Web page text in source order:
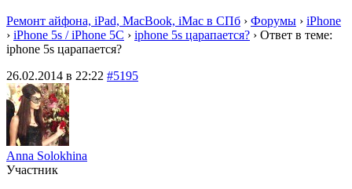
Ремонт айфона, iPad, MacBook, iMac в СПб › Форумы › iPhone
› iPhone 5s / iPhone 5C › iphone 5s царапается? › Ответ в теме:
iphone 5s царапается?
26.02.2014 в 22:22 #5195
Anna Solokhina
Участник